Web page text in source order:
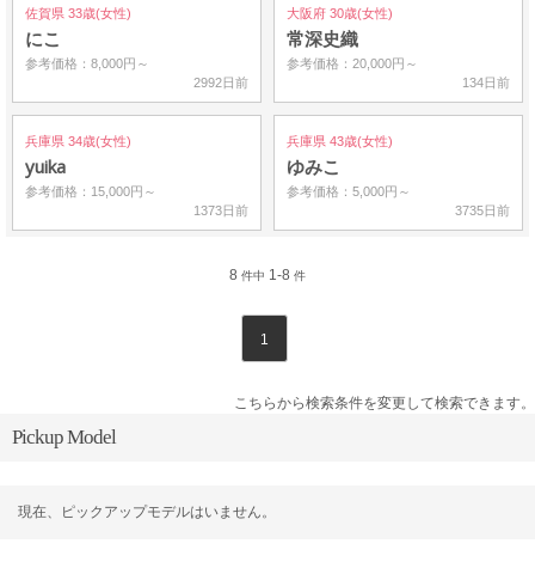
佐賀県 33歳(女性)
にこ
参考価格：8,000円～
2992日前
大阪府 30歳(女性)
常深史織
参考価格：20,000円～
134日前
兵庫県 34歳(女性)
yuika
参考価格：15,000円～
1373日前
兵庫県 43歳(女性)
ゆみこ
参考価格：5,000円～
3735日前
8 件中 1-8 件
1
こちらから検索条件を変更して検索できます。
Pickup Model
現在、ピックアップモデルはいません。